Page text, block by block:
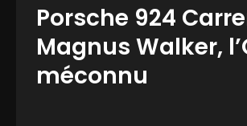
Porsche 924
Magnus Walker,
méconnu